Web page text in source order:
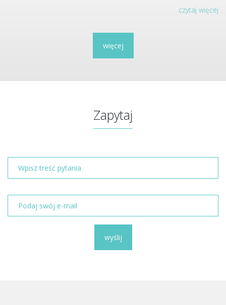
czytaj więcej
więcej
Zapytaj
wyślij